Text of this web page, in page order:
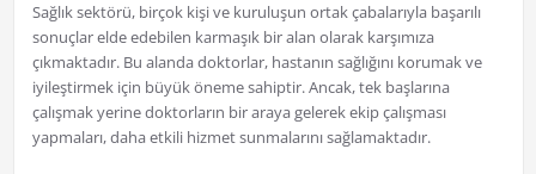
Sağlık sektörü, birçok kişi ve kuruluşun ortak çabalarıyla başarılı
sonuçlar elde edebilen karmaşık bir alan olarak karşımıza
çıkmaktadır. Bu alanda doktorlar, hastanın sağlığını korumak ve
iyileştirmek için büyük öneme sahiptir. Ancak, tek başlarına
çalışmak yerine doktorların bir araya gelerek ekip çalışması
yapmaları, daha etkili hizmet sunmalarını sağlamaktadır.